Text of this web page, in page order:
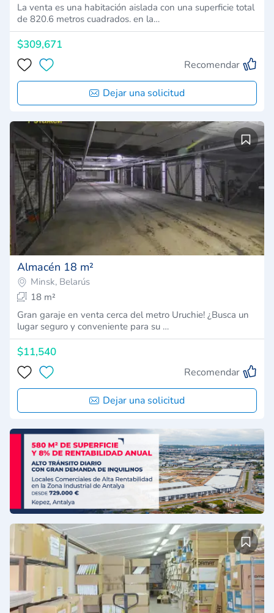
La venta es una habitación aislada con una superficie total
de 820.6 metros cuadrados. en la…
$309,671
Recomendar
Dejar una solicitud
Almacén 18 m²
Minsk, Belarús
18 m²
Gran garaje en venta cerca del metro Uruchie! ¿Busca un
lugar seguro y conveniente para su …
$11,540
Recomendar
Dejar una solicitud